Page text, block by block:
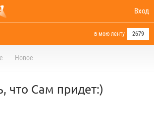
Вход
в мою ленту 2679
Новое
что Сам придет:)